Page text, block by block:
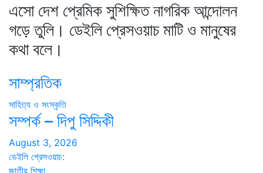
এসো দেশ প্রেমিক সুশিক্ষিত নাগরিক আন্দোলন
গড়ে তুলি। ডেইলি প্রেসওয়াচ মাটি ও মানুষের
কথা বলে।
সাম্প্রতিক
সাহিত্য ও সংস্কৃতি
সম্পর্ক – দিপু সিদ্দিকী
August 3, 2026
ডেইলি প্রেসওয়াচ: